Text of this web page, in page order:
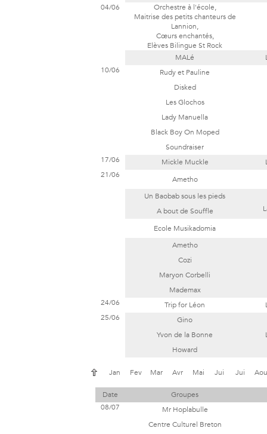
04/06
Orchestre à l'école,
Maitrise des petits chanteurs de
Lannion,
Cœurs enchantés,
Elèves Bilingue St Rock
MALé
10/06
Rudy et Pauline
Disked
Les Glochos
Lady Manuella
Black Boy On Moped
Soundraiser
17/06
Mickle Muckle
21/06
Ametho
Un Baobab sous les pieds
A bout de Souffle
Ecole Musikadomia
Ametho
Cozi
Maryon Corbelli
Mademax
24/06
Trip for Léon
25/06
Gino
Yvon de la Bonne
Howard
Jan Fev Mar Avr Mai Jui Jui Aou
Date
Groupes
08/07
Mr Hoplabulle
Centre Culturel Breton